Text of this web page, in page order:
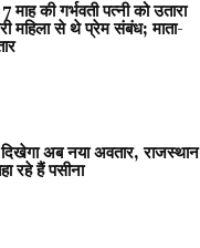
की गर्भवती पत्नी को उतारा
महिला से थे प्रेम संबंध; माता-
अब नया अवतार, राजस्थान
रहे हैं पसीना